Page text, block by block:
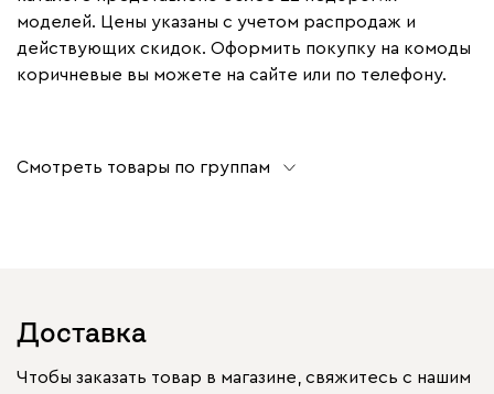
моделей. Цены указаны с учетом распродаж и
действующих скидок. Оформить покупку на комоды
коричневые вы можете на сайте или по телефону.
Смотреть товары по группам
Доставка
Чтобы заказать товар в магазине, свяжитесь с нашим